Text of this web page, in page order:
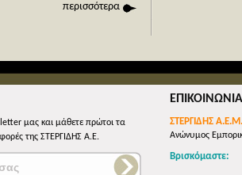
περισσότερα
μας και μάθετε πρώτοι τα
της ΣΤΕΡΓΙΔΗΣ Α.Ε.
ΕΠΙΚΟΙΝΩΝΙΑ
ΣΤΕΡΓΙΔΗΣ
Ανώνυμος
Βρισκόμαστε: